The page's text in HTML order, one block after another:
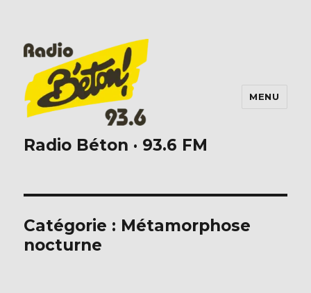
Radio Béton · 93.6 FM
MENU
Catégorie : Métamorphose
nocturne